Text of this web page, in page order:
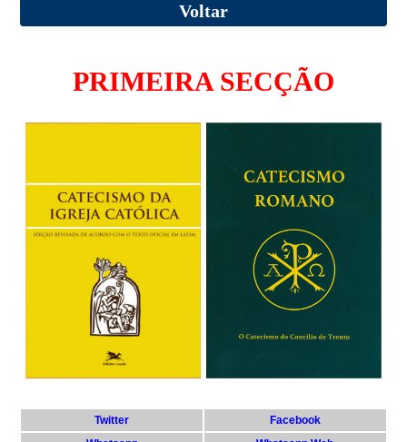
Voltar
PRIMEIRA SECÇÃO
Twitter
Facebook